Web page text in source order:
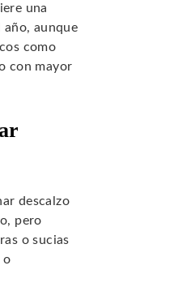
una
año, aunque
como
con mayor
descalzo
pero
o sucias
o